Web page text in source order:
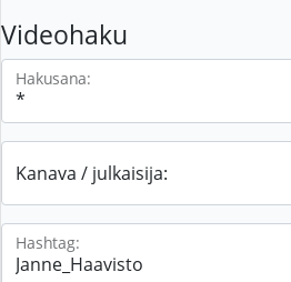
Videohaku
Hakusana:
Kanava / julkaisija:
Hashtag: